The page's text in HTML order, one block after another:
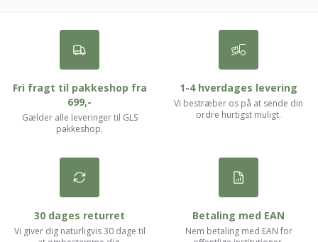
Fri fragt til pakkeshop fra
699,-
Gælder alle leveringer til GLS
pakkeshop.
1-4 hverdages levering
Vi bestræber os på at sende din
ordre hurtigst muligt.
30 dages returret
Vi giver dig naturligvis 30 dage til
Betaling med EAN
Nem betaling med EAN for